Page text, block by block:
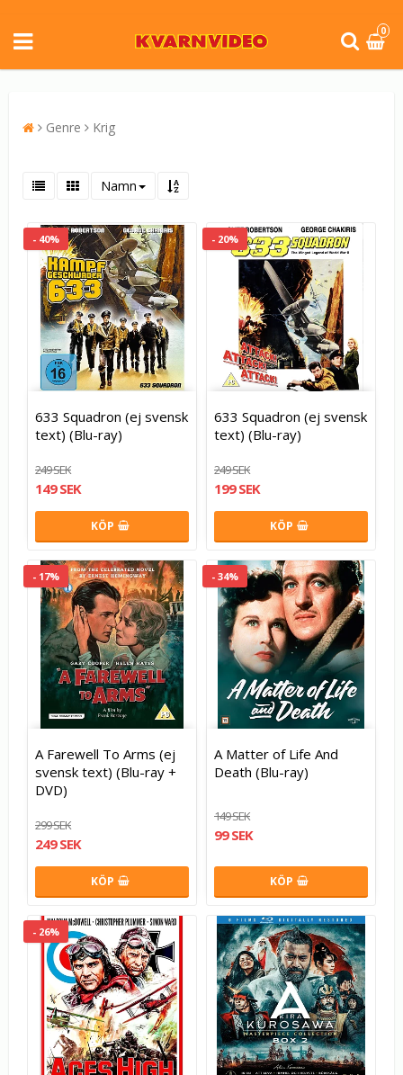
0
Genre Krig
Namn
- 40%
633 Squadron (ej svensk
text) (Blu-ray)
249 SEK
149 SEK
KÖP
- 20%
633 Squadron (ej svensk
text) (Blu-ray)
249 SEK
199 SEK
KÖP
- 17%
A Farewell To Arms (ej
svensk text) (Blu-ray +
DVD)
299 SEK
249 SEK
KÖP
- 34%
A Matter of Life And
Death (Blu-ray)
149 SEK
99 SEK
KÖP
- 26%